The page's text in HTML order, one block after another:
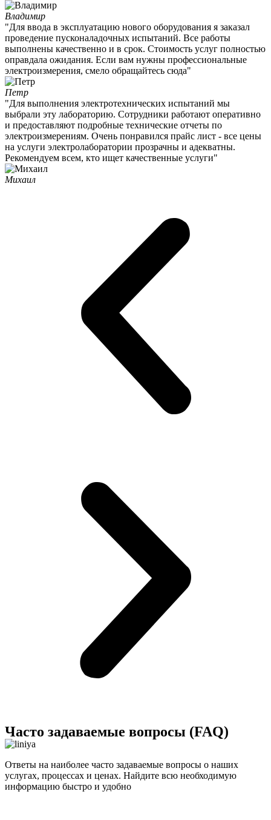
Владимир
"Для ввода в эксплуатацию нового оборудования я заказал
проведение пусконаладочных испытаний. Все работы
выполнены качественно и в срок. Стоимость услуг полностью
оправдала ожидания. Если вам нужны профессиональные
электроизмерения, смело обращайтесь сюда"
Петр
"Для выполнения электротехнических испытаний мы
выбрали эту лабораторию. Сотрудники работают оперативно
и предоставляют подробные технические отчеты по
электроизмерениям. Очень понравился прайс лист - все цены
на услуги электролаборатории прозрачны и адекватны.
Рекомендуем всем, кто ищет качественные услуги"
Михаил
Часто задаваемые вопросы (FAQ)
Ответы на наиболее часто задаваемые вопросы о наших
услугах, процессах и ценах. Найдите всю необходимую
информацию быстро и удобно